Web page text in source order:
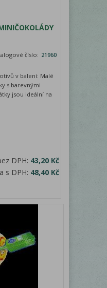
číslo: 21960
v balení: Malé
s barevnými
jsou ideální na
DPH: 43,20 Kč
s DPH: 48,40 Kč